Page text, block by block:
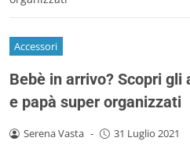
Accessori
Bebè in arrivo? Scopri
e papà super organizzati
Serena Vasta - 31 Luglio 2021